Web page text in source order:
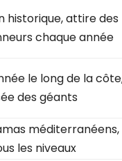
historique, attire des
chaque année
le long de la
des géants
les niveaux